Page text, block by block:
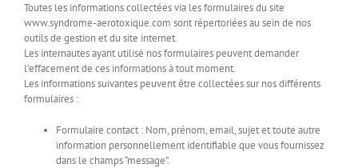
Toutes les informations collectées via les formulaires du site
www.syndrome-aerotoxique.com sont répertoriées au sein de nos
outils de gestion et du site internet.
Les internautes ayant utilisé nos formulaires peuvent demander
l’effacement de ces informations à tout moment.
Les informations suivantes peuvent être collectées sur nos différents
formulaires :
Formulaire contact : Nom, prénom, email, sujet et toute autre
information personnellement identifiable que vous fournissez
dans le champs “message”.